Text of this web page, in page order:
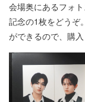
会場奥にあるフォ
記念の1枚をどうぞ
ができるので、購